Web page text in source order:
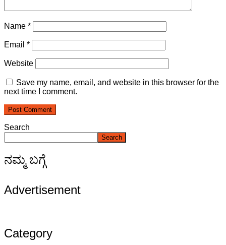
Name *
Email *
Website
Save my name, email, and website in this browser for the
next time I comment.
Search
Search
ನಮ್ಮ ಬಗ್ಗೆ
Advertisement
Category